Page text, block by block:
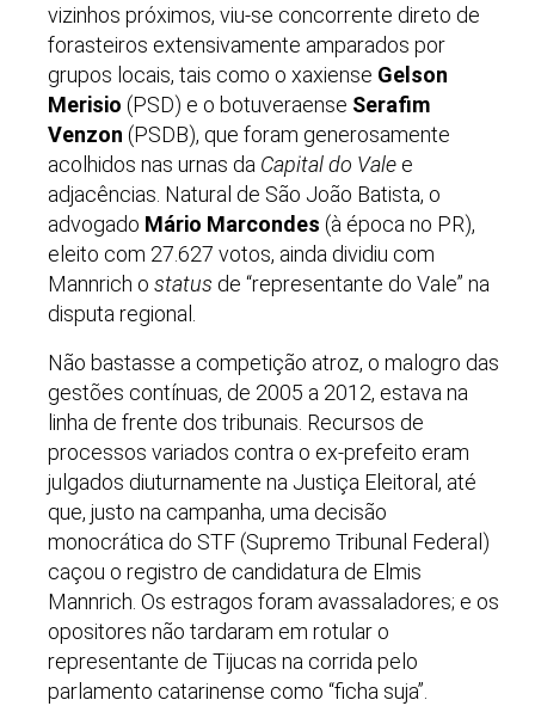
vizinhos próximos, viu-se concorrente direto de
forasteiros extensivamente amparados por
grupos locais, tais como o xaxiense Gelson
Merisio (PSD) e o botuveraense Serafim
Venzon (PSDB), que foram generosamente
acolhidos nas urnas da Capital do Vale e
adjacências. Natural de São João Batista, o
advogado Mário Marcondes (à época no PR),
eleito com 27.627 votos, ainda dividiu com
Mannrich o status de “representante do Vale” na
disputa regional.
Não bastasse a competição atroz, o malogro das
gestões contínuas, de 2005 a 2012, estava na
linha de frente dos tribunais. Recursos de
processos variados contra o ex-prefeito eram
julgados diuturnamente na Justiça Eleitoral, até
que, justo na campanha, uma decisão
monocrática do STF (Supremo Tribunal Federal)
caçou o registro de candidatura de Elmis
Mannrich. Os estragos foram avassaladores; e os
opositores não tardaram em rotular o
representante de Tijucas na corrida pelo
parlamento catarinense como “ficha suja”.